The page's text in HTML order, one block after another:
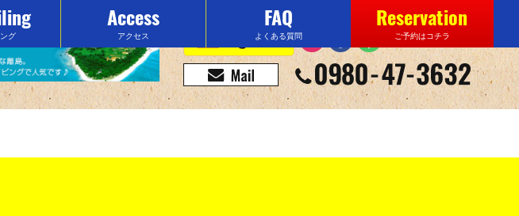
グ
Access
アクセス
FAQ
よくある質問
Reservation
ご予約はコチラ